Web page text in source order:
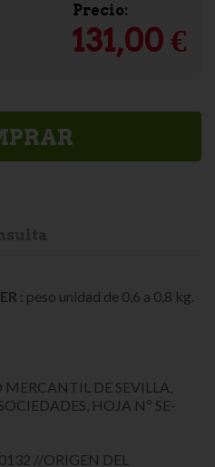
Precio:
131,00 €
: peso unidad de 0,6 a 0,8 kg.
MERCANTIL DE SEVILLA,
HOJA Nº SE-
//ORIGEN DEL